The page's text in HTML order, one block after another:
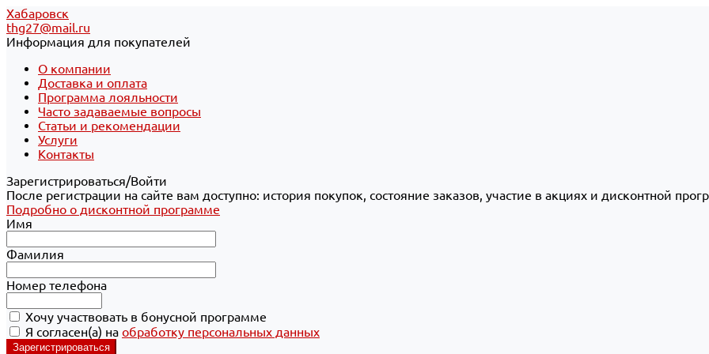
Хабаровск
thg27@mail.ru
Информация для покупателей
О компании
Доставка и оплата
Программа лояльности
Часто задаваемые вопросы
Статьи и рекомендации
Услуги
Контакты
Зарегистрироваться/Войти
После регистрации на сайте вам доступно: история покупок, состояние заказов, участие в акциях и дисконтной
Подробно о дисконтной программе
Имя
Фамилия
Номер телефона
Хочу участвовать в бонусной программе
Я согласен(а) на обработку персональных данных